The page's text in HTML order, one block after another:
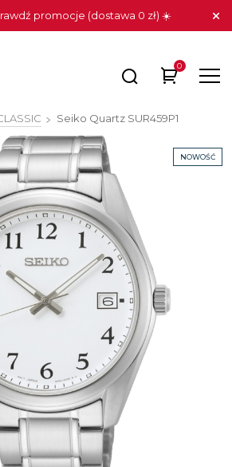
promocje (dostawa 0 zł) ☀️
0
Seiko Quartz SUR459P1
NOWOŚĆ